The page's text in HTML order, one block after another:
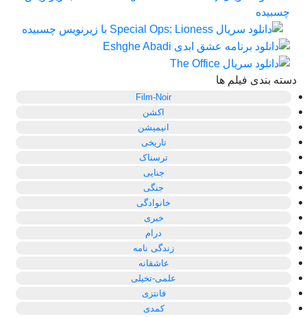
دسته بندی فیلم ها
Film-Noir
اکشن
انیمیشن
تاریخی
ترسناک
جنایی
جنگی
خانوادگی
خبری
درام
زندگی نامه
عاشقانه
علمی-تخیلی
فانتزی
کمدی